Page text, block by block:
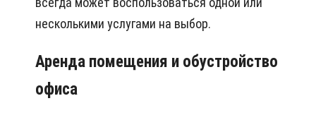
несколькими услугами на выбор.
Аренда помещения и обустройство
офиса